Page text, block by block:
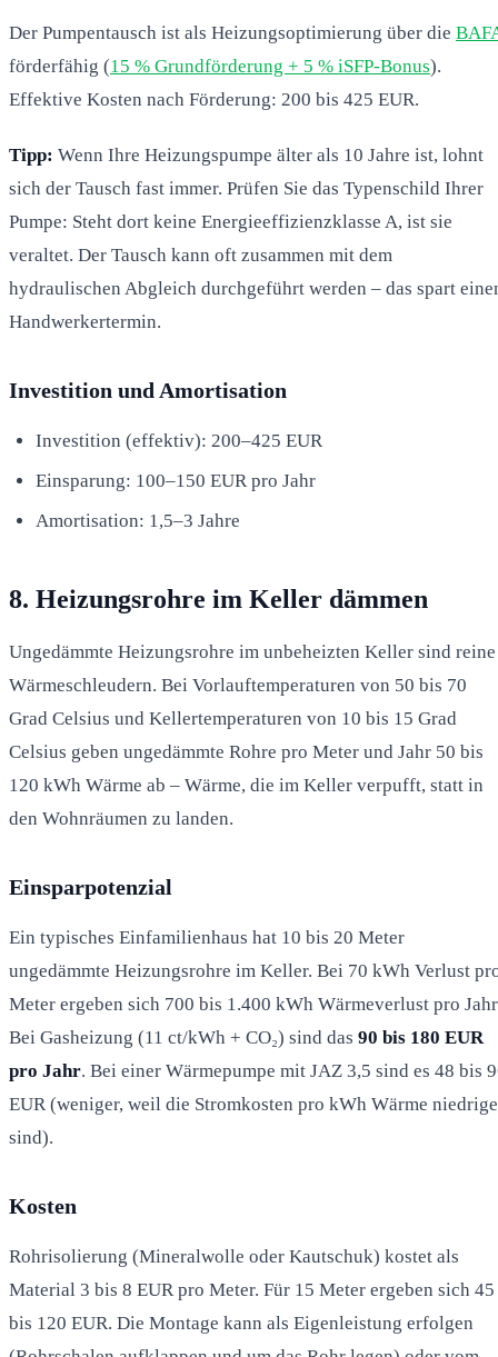
Der Pumpentausch ist als Heizungsoptimierung über die
förderfähig (15 % Grundförderung + 5 % iSFP-Bonus).
Effektive Kosten nach Förderung: 200 bis 425 EUR.
Tipp: Wenn Ihre Heizungspumpe älter als 10 Jahre ist, lohnt
sich der Tausch fast immer. Prüfen Sie das Typenschild Ihrer
Pumpe: Steht dort keine Energieeffizienzklasse A, ist sie
veraltet. Der Tausch kann oft zusammen mit dem
hydraulischen Abgleich durchgeführt werden – das spart
Handwerkertermin.
Investition und Amortisation
Investition (effektiv): 200–425 EUR
Einsparung: 100–150 EUR pro Jahr
Amortisation: 1,5–3 Jahre
8. Heizungsrohre im Keller dämmen
Ungedämmte Heizungsrohre im unbeheizten Keller sind reine
Wärmeschleudern. Bei Vorlauftemperaturen von 50 bis 70
Grad Celsius und Kellertemperaturen von 10 bis 15 Grad
Celsius geben ungedämmte Rohre pro Meter und Jahr 50 bis
120 kWh Wärme ab – Wärme, die im Keller verpufft, statt in
den Wohnräumen zu landen.
Einsparpotenzial
Ein typisches Einfamilienhaus hat 10 bis 20 Meter
ungedämmte Heizungsrohre im Keller. Bei 70 kWh Verlust
Meter ergeben sich 700 bis 1.400 kWh Wärmeverlust pro
Bei Gasheizung (11 ct/kWh + CO₂) sind das 90 bis 180 EUR
pro Jahr. Bei einer Wärmepumpe mit JAZ 3,5 sind es 48 bis
EUR (weniger, weil die Stromkosten pro kWh Wärme
sind).
Kosten
Rohrisolierung (Mineralwolle oder Kautschuk) kostet als
Material 3 bis 8 EUR pro Meter. Für 15 Meter ergeben sich 45
bis 120 EUR. Die Montage kann als Eigenleistung erfolgen